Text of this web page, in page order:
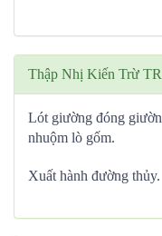
Thập Nhị Kiến Trừ
Lót giường đóng
nhuộm lò gốm.
Xuất hành đường thủy.